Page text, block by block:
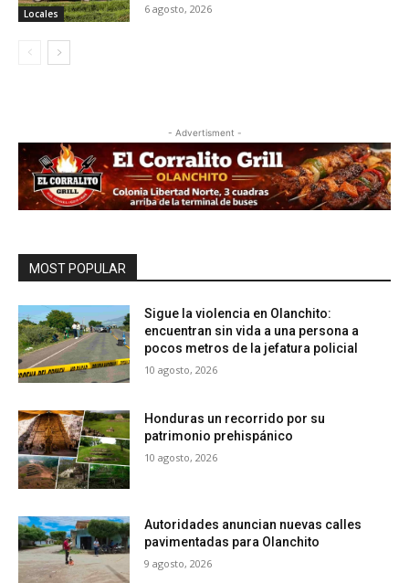
Locales 6 agosto, 2026
- Advertisment -
MOST POPULAR
Sigue la violencia en Olanchito:
encuentran sin vida a una persona a
pocos metros de la jefatura policial
10 agosto, 2026
Honduras un recorrido por su
patrimonio prehispánico
10 agosto, 2026
Autoridades anuncian nuevas calles
pavimentadas para Olanchito
9 agosto, 2026